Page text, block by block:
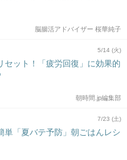
脳腸活アドバイザー 桜華純子
5/14 (火)
セット！「疲労回復」に効果的
朝時間.jp編集部
7/23 (土)
単「夏バテ予防」朝ごはんレシ